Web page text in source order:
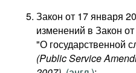
Закон от 17 января
изменений в Закон
"О государственной
(Public Service